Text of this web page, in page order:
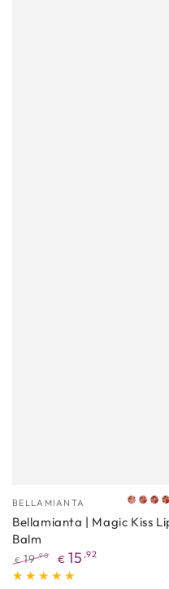
Proizvođać
BELLAMIANTA
Barely
There
Bella
Blush
Bellamianta | Magic Kiss
Balm
Redovna
€ 19,90
Akcijska
€ 15 ,92